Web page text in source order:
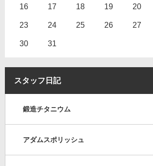
16 17 18 19 20
23 24 25 26 27
30 31
スタッフ日記
鍛造チタニウム
アダムスポリッシュ